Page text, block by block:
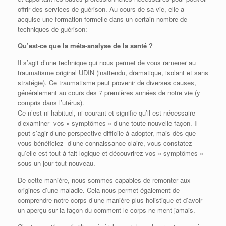
offrir des services de guérison. Au cours de sa vie, elle a
acquise une formation formelle dans un certain nombre de
techniques de guérison:
Qu’est-ce que la méta-analyse de la santé ?
Il s’agit d’une technique qui nous permet de vous ramener au
traumatisme original UDIN (inattendu, dramatique, isolant et sans
stratégie). Ce traumatisme peut provenir de diverses causes,
généralement au cours des 7 premières années de notre vie (y
compris dans l’utérus).
Ce n’est ni habituel, ni courant et signifie qu’il est nécessaire
d’examiner vos « symptômes » d’une toute nouvelle façon. Il
peut s’agir d’une perspective difficile à adopter, mais dès que
vous bénéficiez d’une connaissance claire, vous constatez
qu’elle est tout à fait logique et découvrirez vos « symptômes »
sous un jour tout nouveau.
De cette manière, nous sommes capables de remonter aux
origines d’une maladie. Cela nous permet également de
comprendre notre corps d’une manière plus holistique et d’avoir
un aperçu sur la façon du comment le corps ne ment jamais.